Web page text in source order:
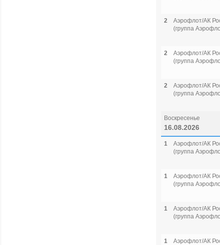
2
Аэрофлот/АК
(группа
2
Аэрофлот/АК
(группа
2
Аэрофлот/АК
(группа
Воскресенье
16.08.2026
1
Аэрофлот/АК
(группа
1
Аэрофлот/АК
(группа
1
Аэрофлот/АК
(группа
1
Аэрофлот/АК